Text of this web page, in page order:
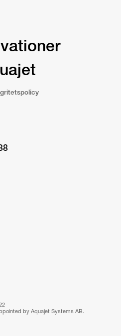
by Aquajet Systems AB.